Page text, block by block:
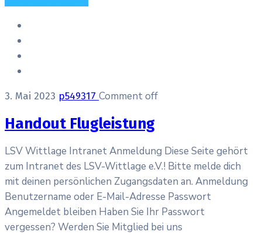
3. Mai 2023 p549317 Comment off
Handout Flugleistung
LSV Wittlage Intranet Anmeldung Diese Seite gehört
zum Intranet des LSV-Wittlage e.V.! Bitte melde dich
mit deinen persönlichen Zugangsdaten an. Anmeldung
Benutzername oder E-Mail-Adresse Passwort
Angemeldet bleiben Haben Sie Ihr Passwort
vergessen? Werden Sie Mitglied bei uns